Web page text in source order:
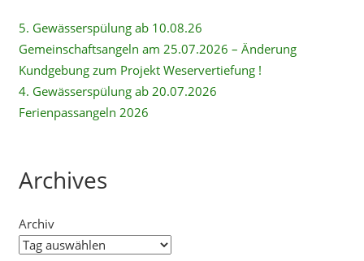
5. Gewässerspülung ab 10.08.26
Gemeinschaftsangeln am 25.07.2026 – Änderung
Kundgebung zum Projekt Weservertiefung !
4. Gewässerspülung ab 20.07.2026
Ferienpassangeln 2026
Archives
Archiv